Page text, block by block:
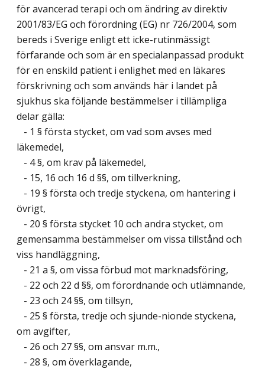
för avancerad terapi och om ändring av direktiv
2001/83/EG och förordning (EG) nr 726/2004, som
bereds i Sverige enligt ett icke-rutinmässigt
förfarande och som är en specialanpassad produkt
för en enskild patient i enlighet med en läkares
förskrivning och som används här i landet på
sjukhus ska följande bestämmelser i tillämpliga
delar gälla:
- 1 § första stycket, om vad som avses med
läkemedel,
- 4 §, om krav på läkemedel,
- 15, 16 och 16 d §§, om tillverkning,
- 19 § första och tredje styckena, om hantering i
övrigt,
- 20 § första stycket 10 och andra stycket, om
gemensamma bestämmelser om vissa tillstånd och
viss handläggning,
- 21 a §, om vissa förbud mot marknadsföring,
- 22 och 22 d §§, om förordnande och utlämnande,
- 23 och 24 §§, om tillsyn,
- 25 § första, tredje och sjunde-nionde styckena,
om avgifter,
- 26 och 27 §§, om ansvar m.m.,
- 28 §, om överklagande,